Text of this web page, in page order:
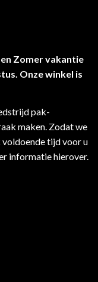
Zomer vakantie
Onze winkel is
pak-
maken. Zodat we
voldoende tijd voor u
informatie hierover.